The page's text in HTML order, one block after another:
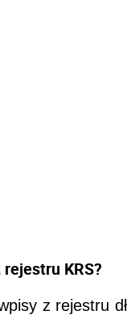
KRS?
z rejestru